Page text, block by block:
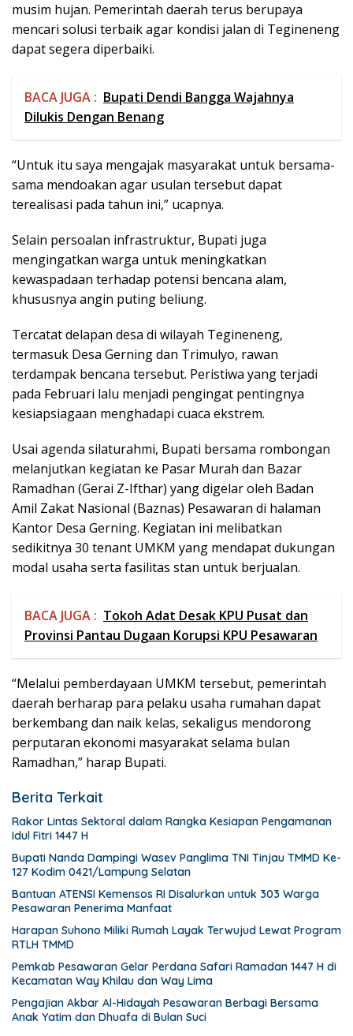
musim hujan. Pemerintah daerah terus berupaya
mencari solusi terbaik agar kondisi jalan di Tegineneng
dapat segera diperbaiki.
BACA JUGA : Bupati Dendi Bangga Wajahnya
Dilukis Dengan Benang
“Untuk itu saya mengajak masyarakat untuk bersama-
sama mendoakan agar usulan tersebut dapat
terealisasi pada tahun ini,” ucapnya.
Selain persoalan infrastruktur, Bupati juga
mengingatkan warga untuk meningkatkan
kewaspadaan terhadap potensi bencana alam,
khususnya angin puting beliung.
Tercatat delapan desa di wilayah Tegineneng,
termasuk Desa Gerning dan Trimulyo, rawan
terdampak bencana tersebut. Peristiwa yang terjadi
pada Februari lalu menjadi pengingat pentingnya
kesiapsiagaan menghadapi cuaca ekstrem.
Usai agenda silaturahmi, Bupati bersama rombongan
melanjutkan kegiatan ke Pasar Murah dan Bazar
Ramadhan (Gerai Z-Ifthar) yang digelar oleh Badan
Amil Zakat Nasional (Baznas) Pesawaran di halaman
Kantor Desa Gerning. Kegiatan ini melibatkan
sedikitnya 30 tenant UMKM yang mendapat dukungan
modal usaha serta fasilitas stan untuk berjualan.
BACA JUGA : Tokoh Adat Desak KPU Pusat dan
Provinsi Pantau Dugaan Korupsi KPU Pesawaran
“Melalui pemberdayaan UMKM tersebut, pemerintah
daerah berharap para pelaku usaha rumahan dapat
berkembang dan naik kelas, sekaligus mendorong
perputaran ekonomi masyarakat selama bulan
Ramadhan,” harap Bupati.
Berita Terkait
Rakor Lintas Sektoral dalam Rangka Kesiapan Pengamanan
Idul Fitri 1447 H
Bupati Nanda Dampingi Wasev Panglima TNI Tinjau TMMD Ke-
127 Kodim 0421/Lampung Selatan
Bantuan ATENSI Kemensos RI Disalurkan untuk 303 Warga
Pesawaran Penerima Manfaat
Harapan Suhono Miliki Rumah Layak Terwujud Lewat Program
RTLH TMMD
Pemkab Pesawaran Gelar Perdana Safari Ramadan 1447 H di
Kecamatan Way Khilau dan Way Lima
Pengajian Akbar Al-Hidayah Pesawaran Berbagi Bersama
Anak Yatim dan Dhuafa di Bulan Suci